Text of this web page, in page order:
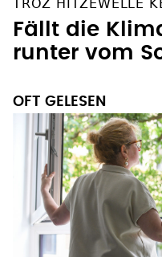
Fällt die
runter vom